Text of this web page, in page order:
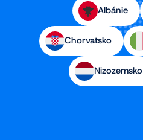
Albánie
Chorvatsko
Nizozemsko